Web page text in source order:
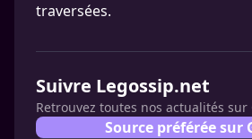
traversées.
Suivre Legossip.net
Retrouvez toutes nos actualités sur
Source préférée sur